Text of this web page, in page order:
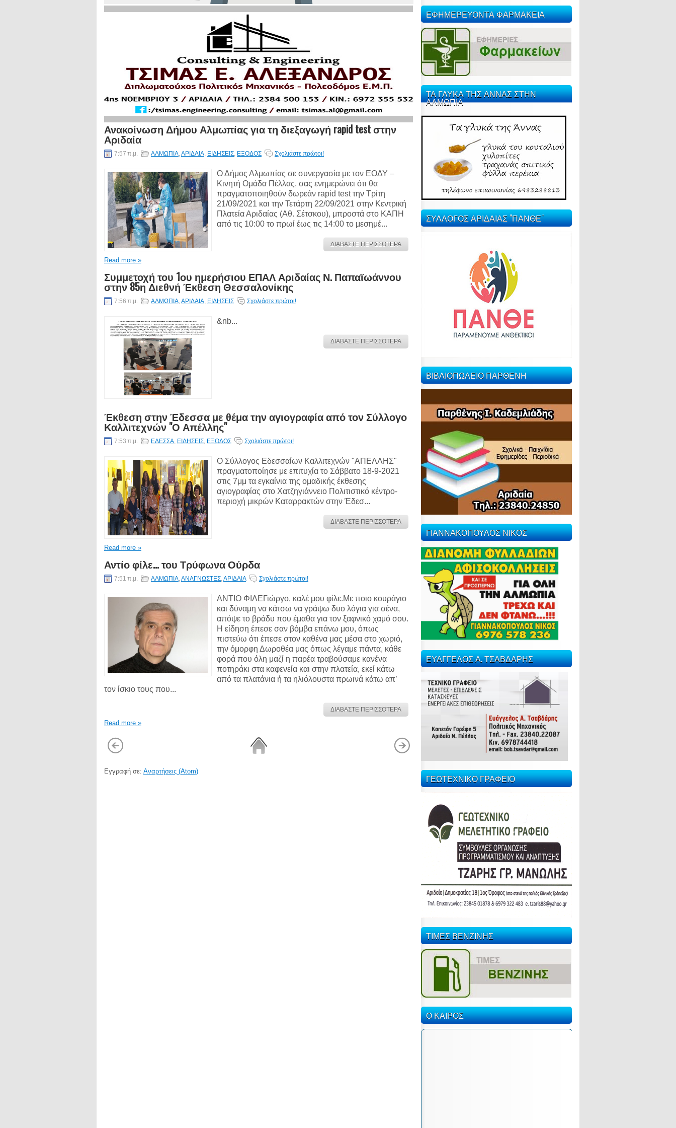
Ανακοίνωση Δήμου Αλμωπίας για τη διεξαγωγή rapid test στην
Αριδαία
7:57 π.μ. ΑΛΜΩΠΙΑ,ΑΡΙΔΑΙΑ, ΕΙΔΗΣΕΙΣ, ΕΞΟΔΟΣ Σχολιάστε πρώτοι!
Ο Δήμος Αλμωπίας σε συνεργασία με τον ΕΟΔΥ –
Κινητή Ομάδα Πέλλας, σας ενημερώνει ότι θα
πραγματοποιηθούν δωρεάν rapid test την Τρίτη
21/09/2021 και την Τετάρτη 22/09/2021 στην Κεντρική
Πλατεία Αριδαίας (Αθ. Σέτσκου), μπροστά στο ΚΑΠΗ
από τις 10:00 το πρωί έως τις 14:00 το μεσημέ...
ΔΙΑΒΑΣΤΕ ΠΕΡΙΣΣΟΤΕΡΑ
Read more »
Συμμετοχή του 1ου ημερήσιου ΕΠΑΛ Αριδαίας Ν. Παπαϊωάννου
στην 85η Διεθνή Έκθεση Θεσσαλονίκης
7:56 π.μ. ΑΛΜΩΠΙΑ,ΑΡΙΔΑΙΑ, ΕΙΔΗΣΕΙΣ Σχολιάστε πρώτοι!
&nb...
ΔΙΑΒΑΣΤΕ ΠΕΡΙΣΣΟΤΕΡΑ
Έκθεση στην Έδεσσα με θέμα την αγιογραφία από τον Σύλλογο
Καλλιτεχνών "Ο Απέλλης"
7:53 π.μ. ΕΔΕΣΣΑ, ΕΙΔΗΣΕΙΣ, ΕΞΟΔΟΣ Σχολιάστε πρώτοι!
Ο Σύλλογος Εδεσσαίων Καλλιτεχνών "ΑΠΕΛΛΗΣ"
πραγματοποίησε με επιτυχία το Σάββατο 18-9-2021
στις 7μμ τα εγκαίνια της ομαδικής έκθεσης
αγιογραφίας στο Χατζηγιάννειο Πολιτιστικό κέντρο-
περιοχή μικρών Καταρρακτών στην Έδεσ...
ΔΙΑΒΑΣΤΕ ΠΕΡΙΣΣΟΤΕΡΑ
Read more »
Αντίο φίλε... του Τρύφωνα Ούρδα
7:51 π.μ. ΑΛΜΩΠΙΑ,ΑΝΑΓΝΩΣΤΕΣ,ΑΡΙΔΑΙΑ Σχολιάστε πρώτοι!
ΑΝΤΙΟ ΦΙΛΕΓιώργο, καλέ μου φίλε.Με ποιο κουράγιο
και δύναμη να κάτσω να γράψω δυο λόγια για σένα,
απόψε το βράδυ που έμαθα για τον ξαφνικό χαμό σου.
Η είδηση έπεσε σαν βόμβα επάνω μου, όπως
πιστεύω ότι έπεσε στον καθένα μας μέσα στο χωριό,
την όμορφη Δωροθέα μας όπως λέγαμε πάντα, κάθε
φορά που όλη μαζί η παρέα τραβούσαμε κανένα
ποτηράκι στα καφενεία και στην πλατεία, εκεί κάτω
από τα πλατάνια ή τα ηλιόλουστα πρωινά κάτω απ’
τον ίσκιο τους που...
ΔΙΑΒΑΣΤΕ ΠΕΡΙΣΣΟΤΕΡΑ
Read more »
Εγγραφή σε: Αναρτήσεις (Atom)
ΕΦΗΜΕΡΕΥΟΝΤΑ ΦΑΡΜΑΚΕΙΑ
ΤΑ ΓΛΥΚΑ ΤΗΣ ΑΝΝΑΣ ΣΤΗΝ
ΑΛΜΩΠΙΑ
ΣΥΛΛΟΓΟΣ ΑΡΙΔΑΙΑΣ "ΠΑΝΘΕ"
ΒΙΒΛΙΟΠΩΛΕΙΟ ΠΑΡΘΕΝΗ
ΓΙΑΝΝΑΚΟΠΟΥΛΟΣ ΝΙΚΟΣ
ΕΥΑΓΓΕΛΟΣ Α. ΤΣΑΒΔΑΡΗΣ
ΓΕΩΤΕΧΝΙΚΟ ΓΡΑΦΕΙΟ
ΤΙΜΕΣ ΒΕΝΖΙΝΗΣ
Ο ΚΑΙΡΟΣ